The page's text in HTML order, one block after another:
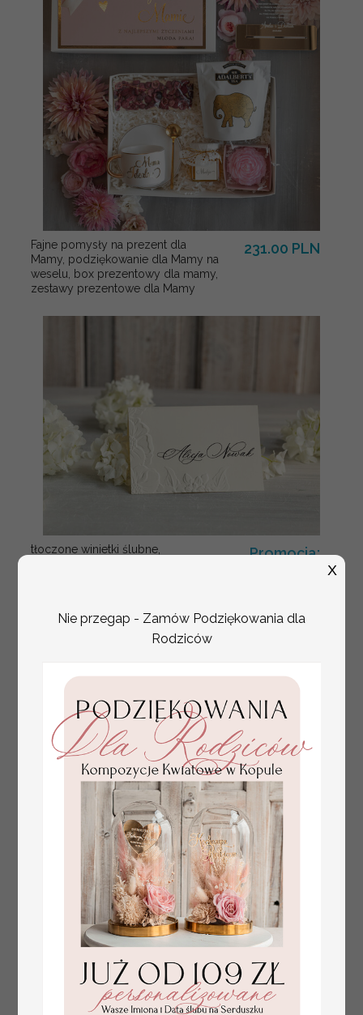
Fajne pomysły na prezent dla
Mamy, podziękowanie dla Mamy na
weselu, box prezentowy dla mamy,
zestawy prezentowe dla Mamy
231.00 PLN
tłoczone winietki ślubne,
winietkach ślubnych
Promocja:
numerki na stół weselny
z tłoczonymi kwiatami,
Promocja:
Nie przegap - Zamów Podziękowania dla
Rodziców
X